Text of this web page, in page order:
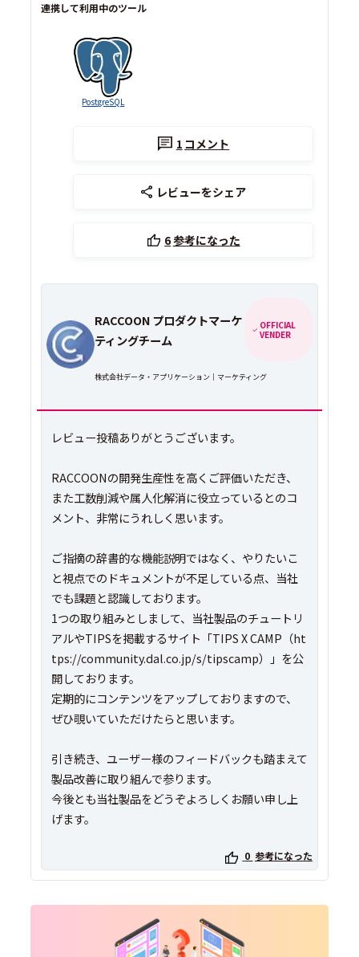
連携して利用中のツール
PostgreSQL
1 コメント
レビューをシェア
6参考になった
RACCOON プロダクトマーケ
ティングチーム
OFFICIAL
VENDER
株式会社データ・アプリケーション｜マーケティング
レビュー投稿ありがとうございます。
RACCOONの開発生産性を高くご評価いただき、
また工数削減や属人化解消に役立っているとのコ
メント、非常にうれしく思います。
ご指摘の辞書的な機能説明ではなく、やりたいこ
と視点でのドキュメントが不足している点、当社
でも課題と認識しております。
1つの取り組みとしまして、当社製品のチュートリ
アルやTIPSを掲載するサイト「TIPS X CAMP（ht
tps://community.dal.co.jp/s/tipscamp）」を公
開しております。
定期的にコンテンツをアップしておりますので、
ぜひ覗いていただけたらと思います。
引き続き、ユーザー様のフィードバックも踏まえて
製品改善に取り組んで参ります。
今後とも当社製品をどうぞよろしくお願い申し上
0 参考になった